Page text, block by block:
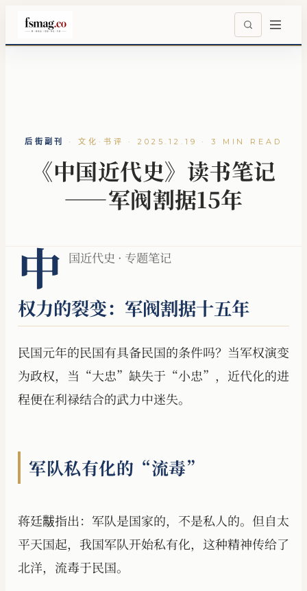
后街副刊 ·文化·书评 · 2025.12.19 · 3 MIN READ
《中国近代史》读书笔记
——军阀割据15年
中 国近代史 · 专题笔记
权力的裂变：军阀割据十五年
民国元年的民国有具备民国的条件吗？当军权演变
为政权，当“大忠”缺失于“小忠”，近代化的进
程便在利禄结合的武力中迷失。
军队私有化的“流毒”
蒋廷黻指出：军队是国家的，不是私人的。但自太
平天国起，我国军队开始私有化，这种精神传给了
北洋，流毒于民国。